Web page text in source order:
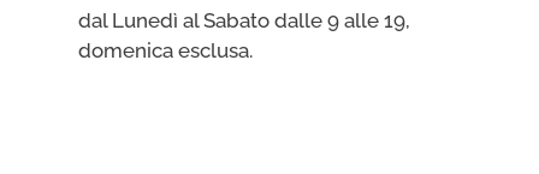
dal Lunedì al Sabato dalle 9 alle 19,
domenica esclusa.